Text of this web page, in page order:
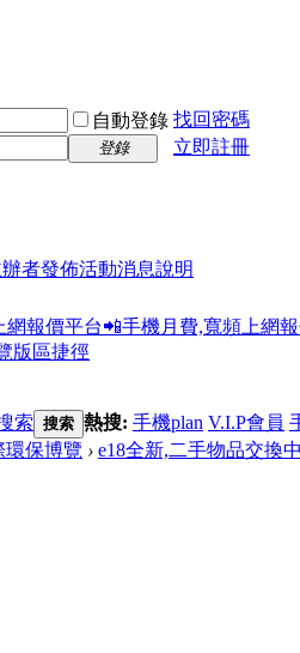
自動登錄 找回密碼
登錄
立即註冊
者發佈活動消息說明
網報價平台📲手機月費,寬頻上網
版區捷徑
索 搜索 熱搜: 手機plan V.I.P會員
環保博覽 › e18全新,二手物品交換